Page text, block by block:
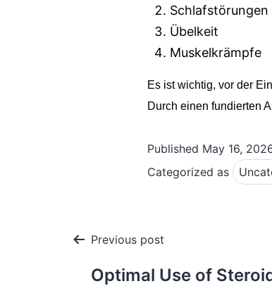
Schlafstörungen
Übelkeit
Muskelkrämpfe
Es ist wichtig, vor der
Durch einen fundierten
Published May 16,
Categorized as
Post
navigation
Previous post
Optimal Use of